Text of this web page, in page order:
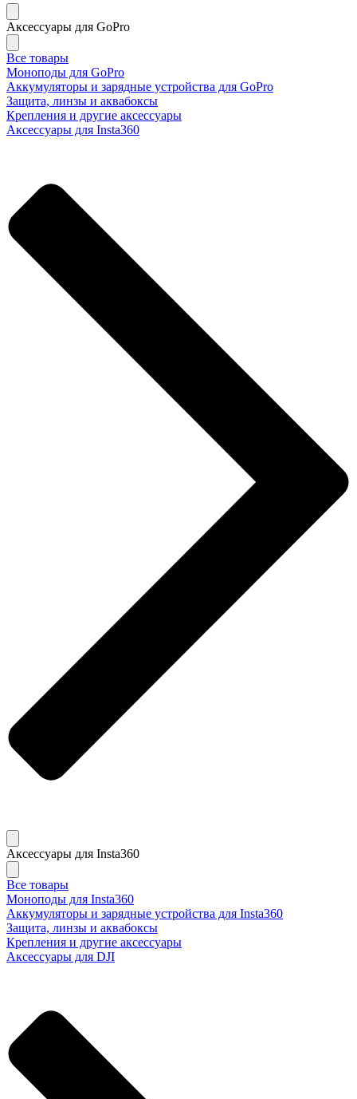
Аксессуары для GoPro
Все товары
Моноподы для GoPro
Аккумуляторы и зарядные устройства для GoPro
Защита, линзы и аквабоксы
Крепления и другие аксессуары
Аксессуары для Insta360
Аксессуары для Insta360
Все товары
Моноподы для Insta360
Аккумуляторы и зарядные устройства для Insta360
Защита, линзы и аквабоксы
Крепления и другие аксессуары
Аксессуары для DJI